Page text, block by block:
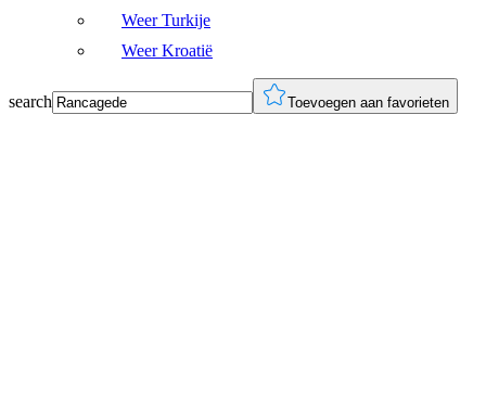
Weer Turkije
Weer Kroatië
search Toevoegen aan favorieten